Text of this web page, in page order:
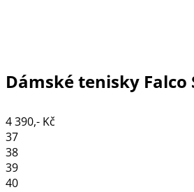
Dámské tenisky
4 390,- Kč
37
38
39
40